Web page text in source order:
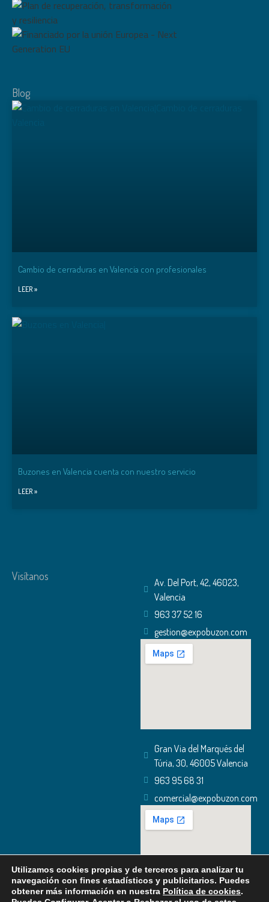
Blog
Cambio de cerraduras en Valencia con profesionales
LEER »
Buzones en Valencia cuenta con nuestro servicio
LEER »
Visítanos
Av. Del Port, 42, 46023,
Valencia
963 37 52 16
gestion@expobuzon.com
Gran Via del Marqués del
Túria, 30, 46005 Valencia
963 95 68 31
comercial@expobuzon.com
Utilizamos cookies propias y de terceros para analizar tu
navegación con fines estadísticos y publicitarios. Puedes
obtener más información en nuestra Política de cookies.